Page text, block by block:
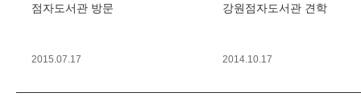
점자도서관 방문
2015.07.17
강원점자도서관 견학
2014.10.17